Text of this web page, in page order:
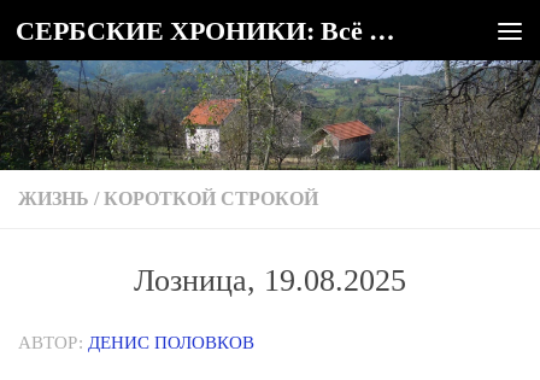
Под записью СЕРБСКИЕ ХРОНИКИ: Всё о Сербии
ЖИЗНЬ / КОРОТКОЙ СТРОКОЙ
Лозница, 19.08.2025
АВТОР: ДЕНИС ПОЛОВКОВ